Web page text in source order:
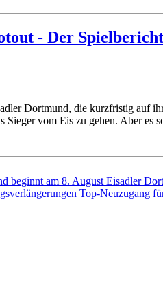
- Der
Dortmund, die kurzfristig auf
vom Eis zu gehen. Aber es
beginnt am 8. August Eisadler
Top-Neuzugang